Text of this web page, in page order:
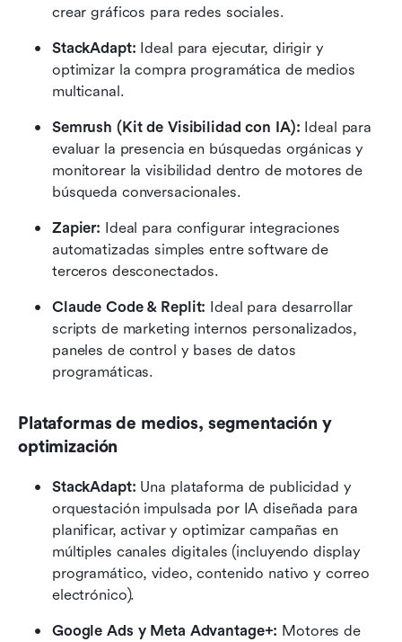
crear gráficos para redes sociales.
StackAdapt: Ideal para ejecutar, dirigir y
optimizar la compra programática de medios
multicanal.
Semrush (Kit de Visibilidad con IA): Ideal para
evaluar la presencia en búsquedas orgánicas y
monitorear la visibilidad dentro de motores de
búsqueda conversacionales.
Zapier: Ideal para configurar integraciones
automatizadas simples entre software de
terceros desconectados.
Claude Code & Replit: Ideal para desarrollar
scripts de marketing internos personalizados,
paneles de control y bases de datos
programáticas.
Plataformas de medios, segmentación y
optimización
StackAdapt: Una plataforma de publicidad y
orquestación impulsada por IA diseñada para
planificar, activar y optimizar campañas en
múltiples canales digitales (incluyendo display
programático, video, contenido nativo y correo
electrónico).
Google Ads y Meta Advantage+: Motores de